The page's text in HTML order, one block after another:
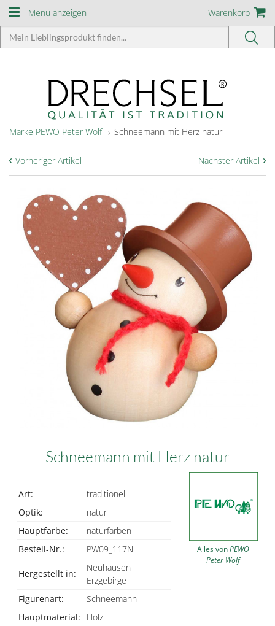
Menü anzeigen Warenkorb
Marke PEWO Peter Wolf Schneemann mit Herz natur
Nächster Artikel ›
‹ Vorheriger Artikel
Schneemann mit Herz natur
Art:
traditionell
Optik:
natur
Hauptfarbe:
naturfarben
Bestell-Nr.:
PW09_117N
Hergestellt in:
Neuhausen
Erzgebirge
Figurenart:
Schneemann
Hauptmaterial:
Holz
Alles vonPEWO
Peter Wolf